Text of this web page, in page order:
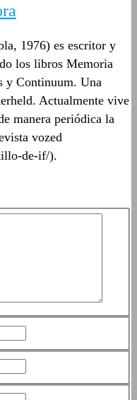
1976) es escritor y
los libros Memoria
y Continuum. Una
Actualmente vive
manera periódica la
vozed
de-if/).